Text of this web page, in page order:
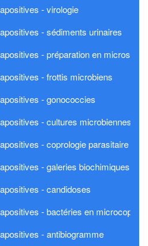
- virologie
- sédiments urinaires
- préparation en
- frottis microbiens
- gonococcies
- cultures microbiennes
- coprologie parasitaire
- galeries biochimiques en
- candidoses
- bactéries en microcopie
- antibiogramme